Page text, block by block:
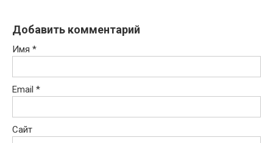
Добавить комментарий
Имя *
Email *
Сайт